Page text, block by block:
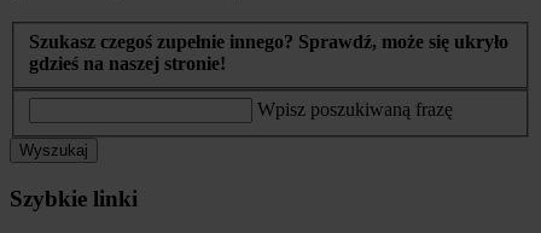
Szukasz czegoś zupełnie innego? Sprawdź, może się ukryło
gdzieś na naszej stronie!
Wpisz poszukiwaną frazę
Wyszukaj
Szybkie linki